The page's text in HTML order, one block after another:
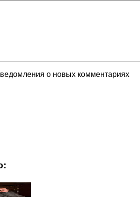
о новых комментариях